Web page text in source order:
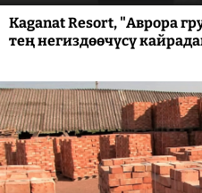
Kaganat Resort, "Аврора
тең негиздөөчүсү